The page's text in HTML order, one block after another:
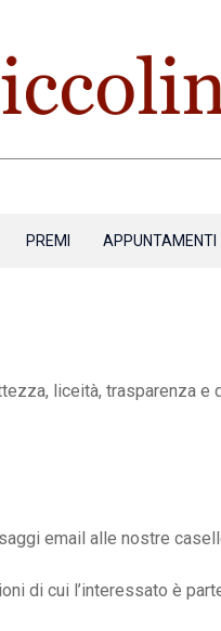
PREMI APPUNTAMENTI
liceità, trasparenza
email alle nostre
di cui l’interessato è